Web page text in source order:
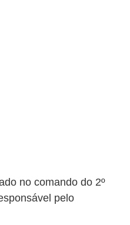
no comando do 2º
pelo